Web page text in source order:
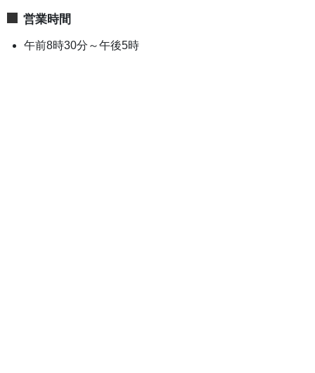
営業時間
午前8時30分～午後5時